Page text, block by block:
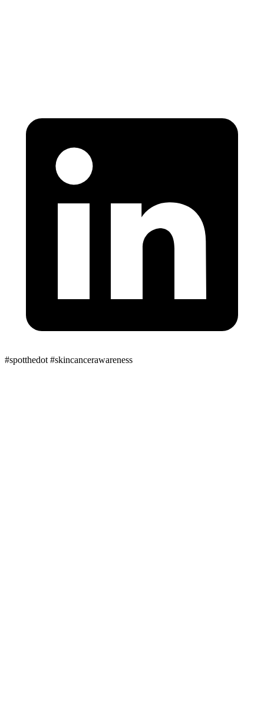
#spotthedot #skincancerawareness